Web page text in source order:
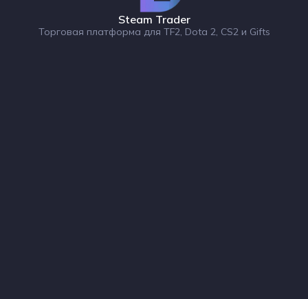
Steam Trader
Торговая платформа для TF2, Dota 2, CS2 и Gifts